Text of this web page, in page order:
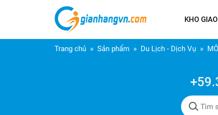
KHO
Trang chủ Sản phẩm Du Lịch - Dịch Vụ